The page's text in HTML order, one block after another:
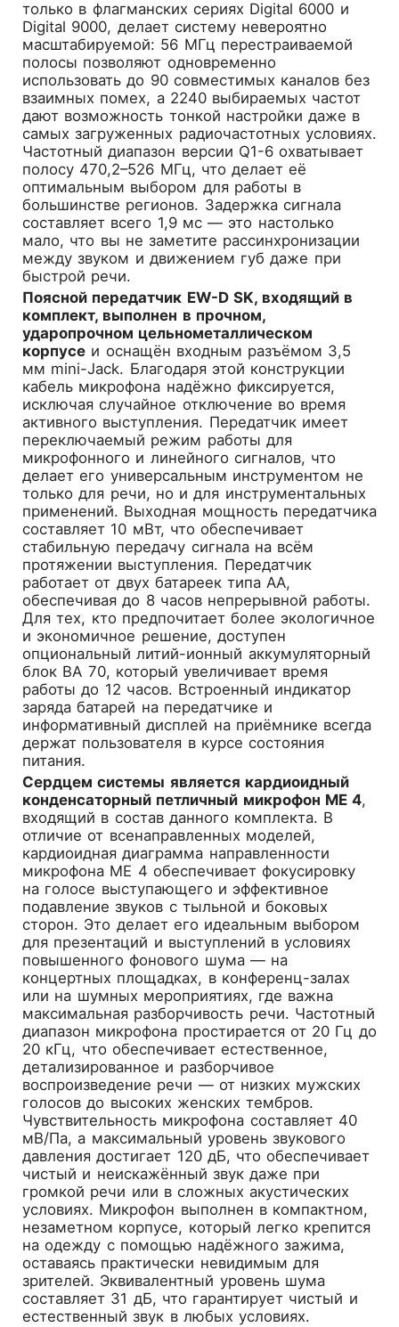
только в флагманских сериях Digital 6000 и
Digital 9000, делает систему невероятно
масштабируемой: 56 МГц перестраиваемой
полосы позволяют одновременно
использовать до 90 совместимых каналов без
взаимных помех, а 2240 выбираемых частот
дают возможность тонкой настройки даже в
самых загруженных радиочастотных условиях.
Частотный диапазон версии Q1-6 охватывает
полосу 470,2–526 МГц, что делает её
оптимальным выбором для работы в
большинстве регионов. Задержка сигнала
составляет всего 1,9 мс — это настолько
мало, что вы не заметите рассинхронизации
между звуком и движением губ даже при
быстрой речи.
Поясной передатчик EW-D SK, входящий в
комплект, выполнен в прочном,
ударопрочном цельнометаллическом
корпусе и оснащён входным разъёмом 3,5
мм mini-Jack. Благодаря этой конструкции
кабель микрофона надёжно фиксируется,
исключая случайное отключение во время
активного выступления. Передатчик имеет
переключаемый режим работы для
микрофонного и линейного сигналов, что
делает его универсальным инструментом не
только для речи, но и для инструментальных
применений. Выходная мощность передатчика
составляет 10 мВт, что обеспечивает
стабильную передачу сигнала на всём
протяжении выступления. Передатчик
работает от двух батареек типа AA,
обеспечивая до 8 часов непрерывной работы.
Для тех, кто предпочитает более экологичное
и экономичное решение, доступен
опциональный литий-ионный аккумуляторный
блок BA 70, который увеличивает время
работы до 12 часов. Встроенный индикатор
заряда батарей на передатчике и
информативный дисплей на приёмнике всегда
держат пользователя в курсе состояния
питания.
Сердцем системы является кардиоидный
конденсаторный петличный микрофон ME 4,
входящий в состав данного комплекта. В
отличие от всенаправленных моделей,
кардиоидная диаграмма направленности
микрофона ME 4 обеспечивает фокусировку
на голосе выступающего и эффективное
подавление звуков с тыльной и боковых
сторон. Это делает его идеальным выбором
для презентаций и выступлений в условиях
повышенного фонового шума — на
концертных площадках, в конференц-залах
или на шумных мероприятиях, где важна
максимальная разборчивость речи. Частотный
диапазон микрофона простирается от 20 Гц до
20 кГц, что обеспечивает естественное,
детализированное и разборчивое
воспроизведение речи — от низких мужских
голосов до высоких женских тембров.
Чувствительность микрофона составляет 40
мВ/Па, а максимальный уровень звукового
давления достигает 120 дБ, что обеспечивает
чистый и неискажённый звук даже при
громкой речи или в сложных акустических
условиях. Микрофон выполнен в компактном,
незаметном корпусе, который легко крепится
на одежду с помощью надёжного зажима,
оставаясь практически невидимым для
зрителей. Эквивалентный уровень шума
составляет 31 дБ, что гарантирует чистый и
естественный звук в любых условиях.